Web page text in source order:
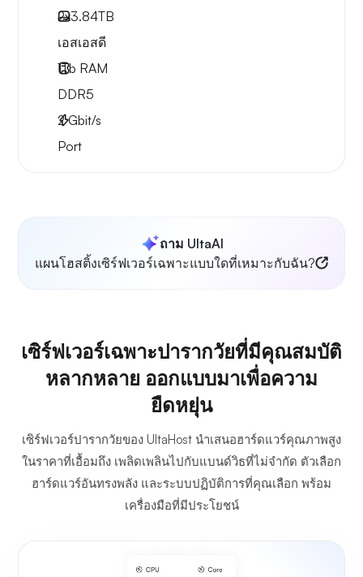
2x3.84TB
เอสเอสดี
1Tb RAM
DDR5
2Gbit/s
Port
ถาม UltaAI
แผนโฮสติ้งเซิร์ฟเวอร์เฉพาะแบบใดที่เหมาะกับฉัน?
เซิร์ฟเวอร์เฉพาะปารากวัยที่มีคุณสมบัติ
หลากหลาย ออกแบบมาเพื่อความ
ยืดหยุ่น
เซิร์ฟเวอร์ปารากวัยของ UltaHost นำเสนอฮาร์ดแวร์คุณภาพสูง
ในราคาที่เอื้อมถึง เพลิดเพลินไปกับแบนด์วิธที่ไม่จำกัด ตัวเลือก
ฮาร์ดแวร์อันทรงพลัง และระบบปฏิบัติการที่คุณเลือก พร้อม
เครื่องมือที่มีประโยชน์